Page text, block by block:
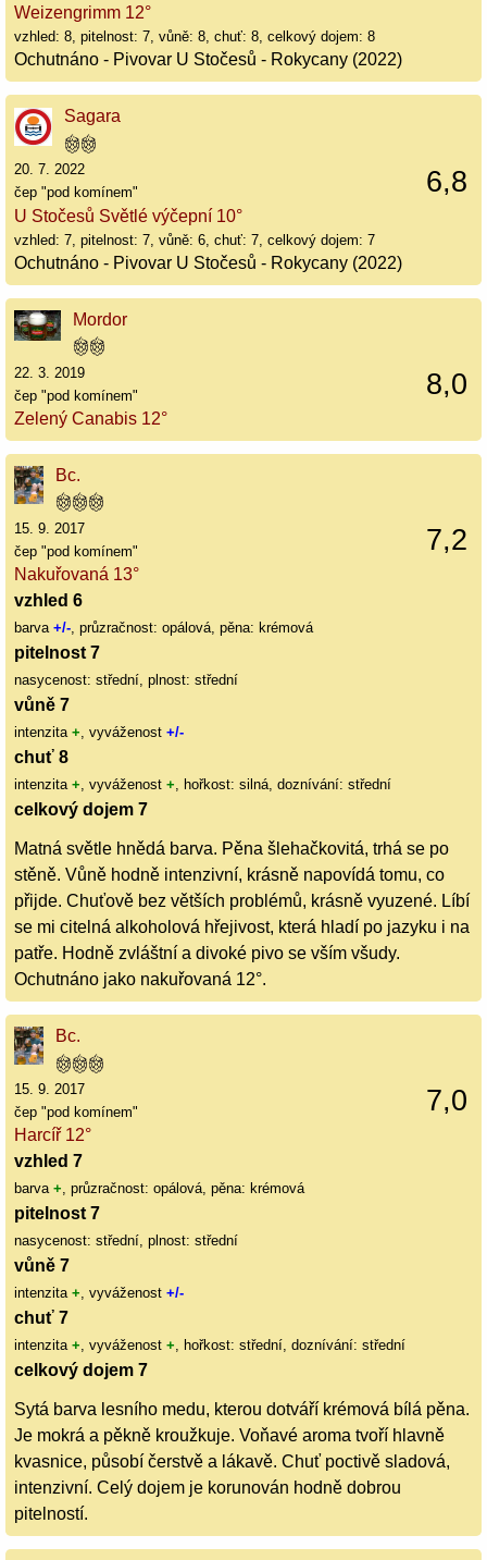
Weizengrimm 12°
vzhled: 8, pitelnost: 7, vůně: 8, chuť: 8, celkový dojem: 8
Ochutnáno - Pivovar U Stočesů - Rokycany (2022)
Sagara
6,8
20. 7. 2022
čep "pod komínem"
U Stočesů Světlé výčepní 10°
vzhled: 7, pitelnost: 7, vůně: 6, chuť: 7, celkový dojem: 7
Ochutnáno - Pivovar U Stočesů - Rokycany (2022)
Mordor
8,0
22. 3. 2019
čep "pod komínem"
Zelený Canabis 12°
Bc.
7,2
15. 9. 2017
čep "pod komínem"
Nakuřovaná 13°
vzhled 6
barva +/- , průzračnost: opálová, pěna: krémová
pitelnost 7
nasycenost: střední, plnost: střední
vůně 7
intenzita + , vyváženost +/-
chuť 8
intenzita + , vyváženost + , hořkost: silná, doznívání: střední
celkový dojem 7
Matná světle hnědá barva. Pěna šlehačkovitá, trhá se po
stěně. Vůně hodně intenzivní, krásně napovídá tomu, co
přijde. Chuťově bez větších problémů, krásně vyuzené. Líbí
se mi citelná alkoholová hřejivost, která hladí po jazyku i na
patře. Hodně zvláštní a divoké pivo se vším všudy.
Ochutnáno jako nakuřovaná 12°.
Bc.
7,0
15. 9. 2017
čep "pod komínem"
Harcíř 12°
vzhled 7
barva +, průzračnost: opálová, pěna: krémová
pitelnost 7
nasycenost: střední, plnost: střední
vůně 7
intenzita +, vyváženost +/-
chuť 7
intenzita +, vyváženost +, hořkost: střední, doznívání: střední
celkový dojem 7
Sytá barva lesního medu, kterou dotváří krémová bílá pěna.
Je mokrá a pěkně kroužkuje. Voňavé aroma tvoří hlavně
kvasnice, působí čerstvě a lákavě. Chuť poctivě sladová,
intenzivní. Celý dojem je korunován hodně dobrou
pitelností.